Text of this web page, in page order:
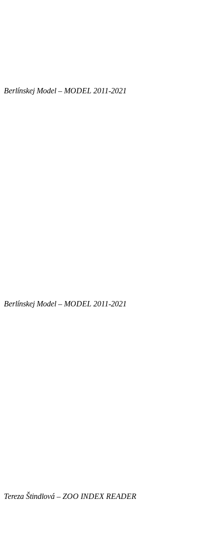
Berlínskej Model – MODEL 2011-2021
Berlínskej Model – MODEL 2011-2021
Tereza Štindlová – ZOO INDEX READER